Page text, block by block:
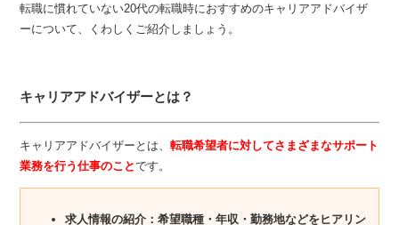
転職に慣れていない20代の転職時におすすめのキャリアアドバイザ
ーについて、くわしくご紹介しましょう。
キャリアアドバイザーとは？
キャリアアドバイザーとは、転職希望者に対してさまざまなサポート
業務を行う仕事のことです。
求人情報の紹介：希望職種・年収・勤務地などをヒアリン